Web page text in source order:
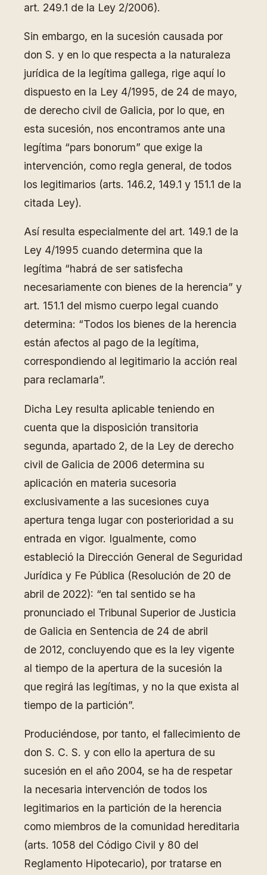
art. 249.1 de la Ley 2/2006).
Sin embargo, en la sucesión causada por
don S. y en lo que respecta a la naturaleza
jurídica de la legítima gallega, rige aquí lo
dispuesto en la Ley 4/1995, de 24 de mayo,
de derecho civil de Galicia, por lo que, en
esta sucesión, nos encontramos ante una
legítima “pars bonorum” que exige la
intervención, como regla general, de todos
los legitimarios (arts. 146.2, 149.1 y 151.1 de la
citada Ley).
Así resulta especialmente del art. 149.1 de la
Ley 4/1995 cuando determina que la
legítima “habrá de ser satisfecha
necesariamente con bienes de la herencia” y
art. 151.1 del mismo cuerpo legal cuando
determina: “Todos los bienes de la herencia
están afectos al pago de la legítima,
correspondiendo al legitimario la acción real
para reclamarla”.
Dicha Ley resulta aplicable teniendo en
cuenta que la disposición transitoria
segunda, apartado 2, de la Ley de derecho
civil de Galicia de 2006 determina su
aplicación en materia sucesoria
exclusivamente a las sucesiones cuya
apertura tenga lugar con posterioridad a su
entrada en vigor. Igualmente, como
estableció la Dirección General de Seguridad
Jurídica y Fe Pública (Resolución de 20 de
abril de 2022): “en tal sentido se ha
pronunciado el Tribunal Superior de Justicia
de Galicia en Sentencia de 24 de abril
de 2012, concluyendo que es la ley vigente
al tiempo de la apertura de la sucesión la
que regirá las legítimas, y no la que exista al
tiempo de la partición”.
Produciéndose, por tanto, el fallecimiento de
don S. C. S. y con ello la apertura de su
sucesión en el año 2004, se ha de respetar
la necesaria intervención de todos los
legitimarios en la partición de la herencia
como miembros de la comunidad hereditaria
(arts. 1058 del Código Civil y 80 del
Reglamento Hipotecario), por tratarse en